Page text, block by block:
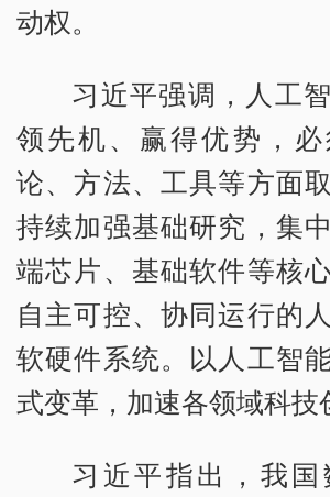
动权。
习近平强调，人工
领先机、赢得优势，
论、方法、工具等方面
持续加强基础研究，集
端芯片、基础软件等核
自主可控、协同运行的
软硬件系统。以人工智
式变革，加速各领域科技
习近平指出，我